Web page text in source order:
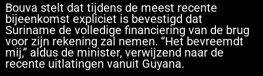
Bouva stelt dat tijdens de meest recente
bijeenkomst expliciet is bevestigd dat
Suriname de volledige financiering van de brug
voor zijn rekening zal nemen. “Het bevreemdt
mij,” aldus de minister, verwijzend naar de
recente uitlatingen vanuit Guyana.